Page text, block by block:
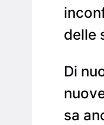
delle
Di
sa